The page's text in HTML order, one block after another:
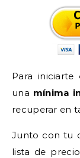
Para iniciarte
una mínima
recuperar en
Junto con tu
lista de